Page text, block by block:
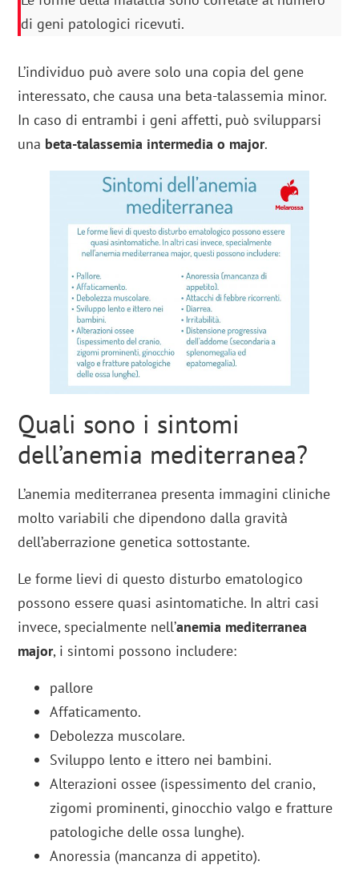
di geni patologici ricevuti.
L’individuo può avere solo una copia del gene
interessato, che causa una beta-talassemia minor.
In caso di entrambi i geni affetti, può svilupparsi
una beta-talassemia intermedia o major.
Quali sono i sintomi
dell’anemia mediterranea?
L’anemia mediterranea presenta immagini cliniche
molto variabili che dipendono dalla gravità
dell’aberrazione genetica sottostante.
Le forme lievi di questo disturbo ematologico
possono essere quasi asintomatiche. In altri casi
invece, specialmente nell’anemia mediterranea
major, i sintomi possono includere:
pallore
Affaticamento.
Debolezza muscolare.
Sviluppo lento e ittero nei bambini.
Alterazioni ossee (ispessimento del cranio,
zigomi prominenti, ginocchio valgo e fratture
patologiche delle ossa lunghe).
Anoressia (mancanza di appetito).